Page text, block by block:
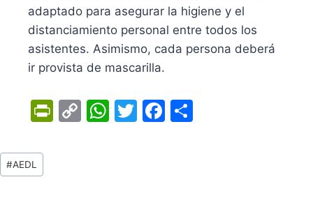
adaptado para asegurar la higiene y el
distanciamiento personal entre todos los
asistentes. Asimismo, cada persona deberá
ir provista de mascarilla.
Pr C
W T
F
Tags
de
#AEDL